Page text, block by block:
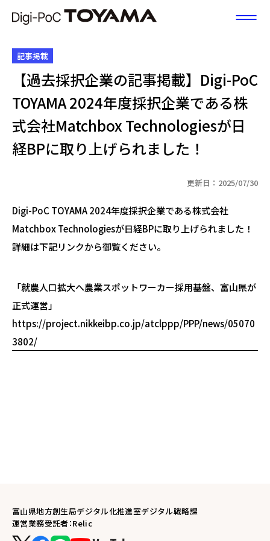
記事掲載
【過去採択企業の記事掲載】Digi-PoC
TOYAMA 2024年度採択企業である株
式会社Matchbox Technologiesが日
経BPに取り上げられました！
更新日：2025/07/30
Digi-PoC TOYAMA 2024年度採択企業である株式会社
Matchbox Technologiesが日経BPに取り上げられました！
詳細は下記リンクから御覧ください。
「就農人口拡大へ農業スポットワーカー採用基盤、富山県が
正式運営」
https://project.nikkeibp.co.jp/atclppp/PPP/news/05070
3802/
富山県地方創生局デジタル化推進室デジタル戦略課
運営業務受託者：Relic